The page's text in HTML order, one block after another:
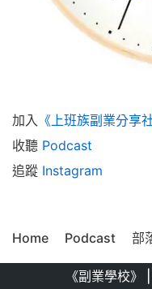
加入 《上班族副業分享社
收聽 Podcast
追蹤 Instagram
Home Podcast 部
《副業學校》